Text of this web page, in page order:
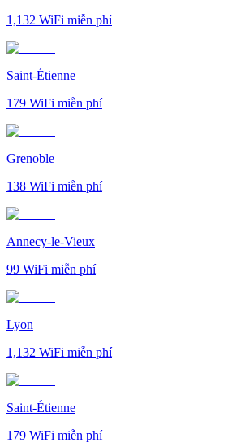
1,132 WiFi miễn phí
Saint-Étienne
179 WiFi miễn phí
Grenoble
138 WiFi miễn phí
Annecy-le-Vieux
99 WiFi miễn phí
Lyon
1,132 WiFi miễn phí
Saint-Étienne
179 WiFi miễn phí